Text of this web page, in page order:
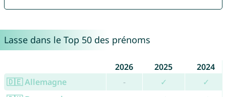
Lasse dans le Top 50 des prénoms
2026 2025
2024
🇩🇪 Allemagne
- ✓
✓